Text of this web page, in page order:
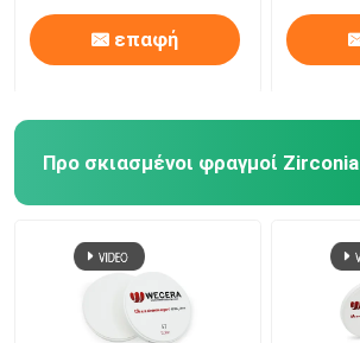
επαφή
Προ σκιασμένοι φραγμοί Zirconia